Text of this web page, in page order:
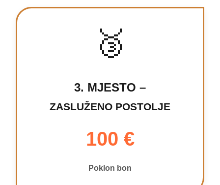
🥉
3. MJESTO –
ZASLUŽENO POSTOLJE
100 €
Poklon bon